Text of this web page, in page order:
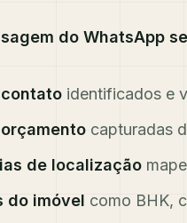
do WhatsApp
identificados e
capturadas
de localização
do imóvel como BHK,